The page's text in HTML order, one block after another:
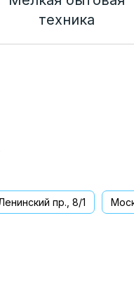
техника
пр., 8/1